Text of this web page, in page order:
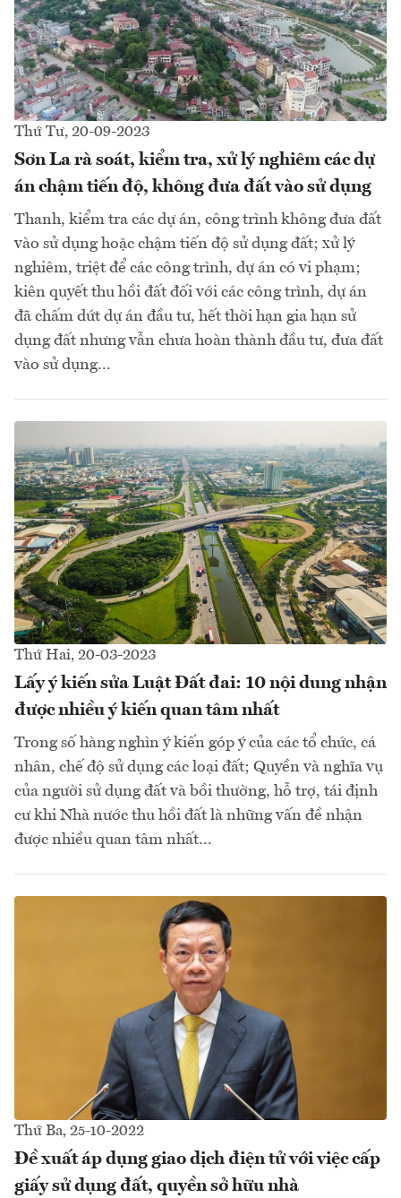
Thứ Tư, 20-09-2023
Sơn La rà soát, kiểm tra, xử lý nghiêm các dự
án chậm tiến độ, không đưa đất vào sử dụng
Thanh, kiểm tra các dự án, công trình không đưa đất
vào sử dụng hoặc chậm tiến độ sử dụng đất; xử lý
nghiêm, triệt để các công trình, dự án có vi phạm;
kiên quyết thu hồi đất đối với các công trình, dự án
đã chấm dứt dự án đầu tư, hết thời hạn gia hạn sử
dụng đất nhưng vẫn chưa hoàn thành đầu tư, đưa đất
vào sử dụng...
Thứ Hai, 20-03-2023
Lấy ý kiến sửa Luật Đất đai: 10 nội dung nhận
được nhiều ý kiến quan tâm nhất
Trong số hàng nghìn ý kiến góp ý của các tổ chức, cá
nhân, chế độ sử dụng các loại đất; Quyền và nghĩa vụ
của người sử dụng đất và bồi thường, hỗ trợ, tái định
cư khi Nhà nước thu hồi đất là những vấn đề nhận
được nhiều quan tâm nhất...
Thứ Ba, 25-10-2022
Đề xuất áp dụng giao dịch điện tử với việc cấp
giấy sử dụng đất, quyền sở hữu nhà